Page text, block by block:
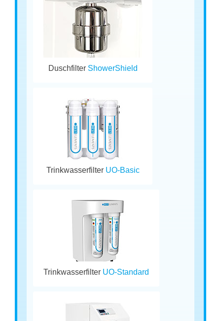
Duschfilter ShowerShield
Trinkwasserfilter UO-Basic
Trinkwasserfilter UO-Standard